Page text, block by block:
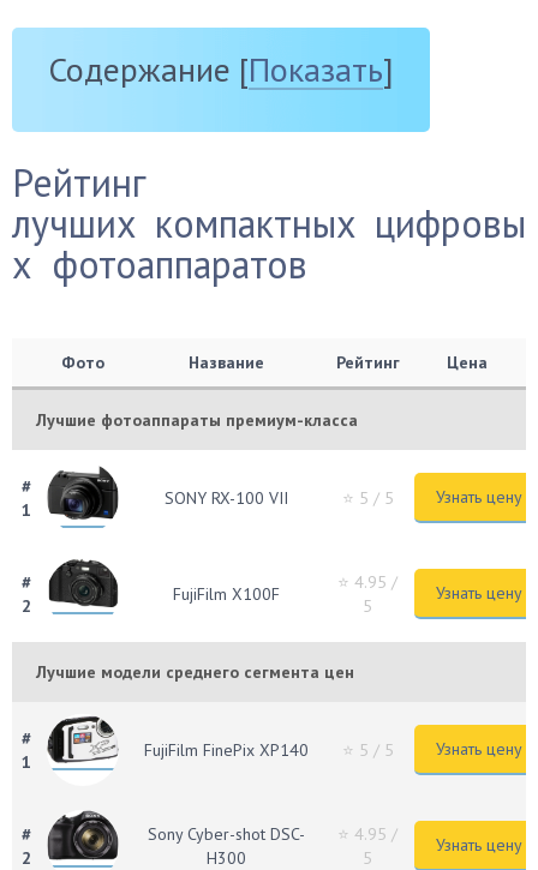
Содержание [Показать]
Рейтинг
лучших компактных цифровы
х фотоаппаратов
Фото Название Рейтинг Цена
Лучшие фотоаппараты премиум-класса
#
1
SONY RX-100 VII ⭐ 5 / 5 Узнать цену
#
2
FujiFilm X100F
⭐ 4.95 /
5
Узнать цену
Лучшие модели среднего сегмента цен
#
1
FujiFilm FinePix XP140 ⭐ 5 / 5 Узнать цену
#
2
Sony Cyber-shot DSC-
H300
⭐ 4.95 /
5
Узнать цену